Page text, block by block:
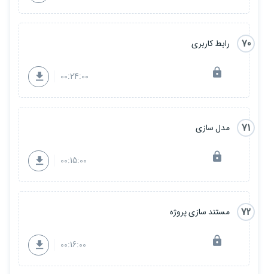
70 رابط کاربری
00:24:00
71 مدل سازی
00:15:00
72 مستند سازی پروژه
00:16:00